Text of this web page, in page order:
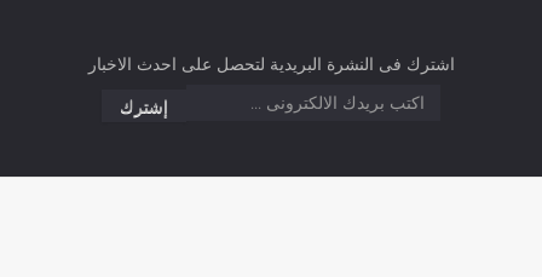
اشترك فى النشرة البريدية لتحصل على احدث الاخبار